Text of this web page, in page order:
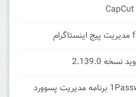
دانلود 1Password Manager Full v7.7 برنامه مدیریت پسوورد